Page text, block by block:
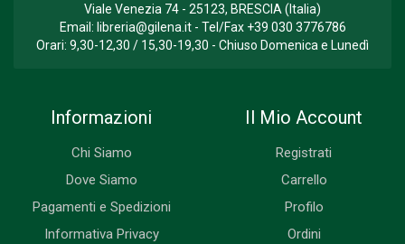
Viale Venezia 74 - 25123, BRESCIA (Italia)
Email: libreria@gilena.it- Tel/Fax +39 030 3776786
Orari: 9,30-12,30 / 15,30-19,30 - Chiuso Domenica e Lunedì
Informazioni
Chi Siamo
Dove Siamo
Pagamenti e Spedizioni
Informativa Privacy
Il Mio Account
Registrati
Carrello
Profilo
Ordini